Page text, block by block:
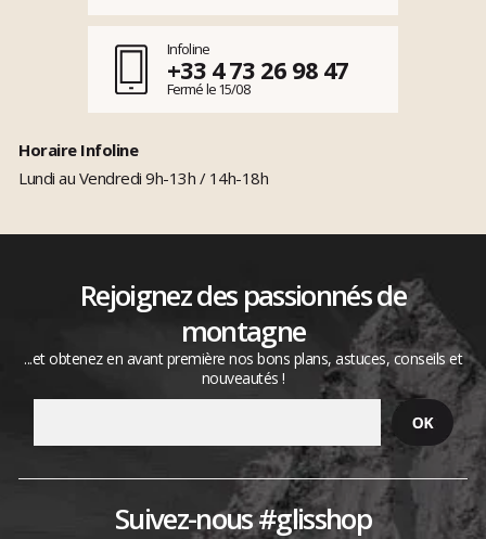
Infoline
+33 4 73 26 98 47
Fermé le 15/08
Horaire Infoline
Lundi au Vendredi 9h-13h / 14h-18h
Rejoignez des passionnés de
montagne
...et obtenez en avant première nos bons plans, astuces, conseils et
nouveautés !
Suivez-nous #glisshop